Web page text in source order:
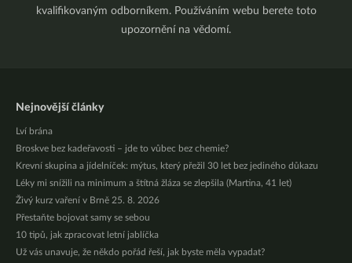
kvalifikovaným odborníkem. Používáním webu berete toto
upozornění na vědomí.
Nejnovější články
Lví brána
Broskve bez kadeřavosti – jde to vůbec bez chemie?
Krevní skupina a jídelníček: mýtus, který přežil 30 let bez jediného důkazu
Léky mi snížili na minimum a štítná žláza se zlepšila (Martina, 41 let)
Živý kurz vaření v Brně 25. 8. 2026
Přestaňte bojovat samy se sebou
10 tipů, jak zpracovat letní jablíčka
Už vás unavuje, že někdo pořád řeší, jak byste měla vypadat?